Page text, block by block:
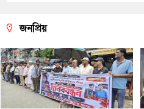
জনপ্রিয়